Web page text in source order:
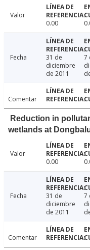
Valor
0.00
Fecha
31 de
diciembre
de 2011
7
Comentar
Reduction in
wetlands at
Valor
0.00
Fecha
31 de
diciembre
de 2011
7
Comentar